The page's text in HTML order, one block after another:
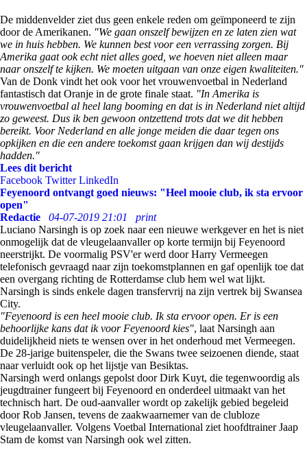
De middenvelder ziet dus geen enkele reden om geïmponeerd te zijn
door de Amerikanen. "We gaan onszelf bewijzen en ze laten zien wat
we in huis hebben. We kunnen best voor een verrassing zorgen. Bij
Amerika gaat ook echt niet alles goed, we hoeven niet alleen maar
naar onszelf te kijken. We moeten uitgaan van onze eigen kwaliteiten."
Van de Donk vindt het ook voor het vrouwenvoetbal in Nederland
fantastisch dat Oranje in de grote finale staat. "In Amerika is
vrouwenvoetbal al heel lang booming en dat is in Nederland niet altijd
zo geweest. Dus ik ben gewoon ontzettend trots dat we dit hebben
bereikt. Voor Nederland en alle jonge meiden die daar tegen ons
opkijken en die een andere toekomst gaan krijgen dan wij destijds
hadden."
Lees dit bericht
Facebook Twitter LinkedIn
Feyenoord ontvangt goed nieuws: "Heel mooie club, ik sta ervoor
open"
Redactie
04-07-2019 21:01
print
Luciano Narsingh is op zoek naar een nieuwe werkgever en het is niet
onmogelijk dat de vleugelaanvaller op korte termijn bij Feyenoord
neerstrijkt. De voormalig PSV'er werd door Harry Vermeegen
telefonisch gevraagd naar zijn toekomstplannen en gaf openlijk toe dat
een overgang richting de Rotterdamse club hem wel wat lijkt.
Narsingh is sinds enkele dagen transfervrij na zijn vertrek bij Swansea
City.
"Feyenoord is een heel mooie club. Ik sta ervoor open. Er is een
behoorlijke kans dat ik voor Feyenoord kies", laat Narsingh aan
duidelijkheid niets te wensen over in het onderhoud met Vermeegen.
De 28-jarige buitenspeler, die the Swans twee seizoenen diende, staat
naar verluidt ook op het lijstje van Besiktas.
Narsingh werd onlangs gepolst door Dirk Kuyt, die tegenwoordig als
jeugdtrainer fungeert bij Feyenoord en onderdeel uitmaakt van het
technisch hart. De oud-aanvaller wordt op zakelijk gebied begeleid
door Rob Jansen, tevens de zaakwaarnemer van de clubloze
vleugelaanvaller. Volgens Voetbal International ziet hoofdtrainer Jaap
Stam de komst van Narsingh ook wel zitten.